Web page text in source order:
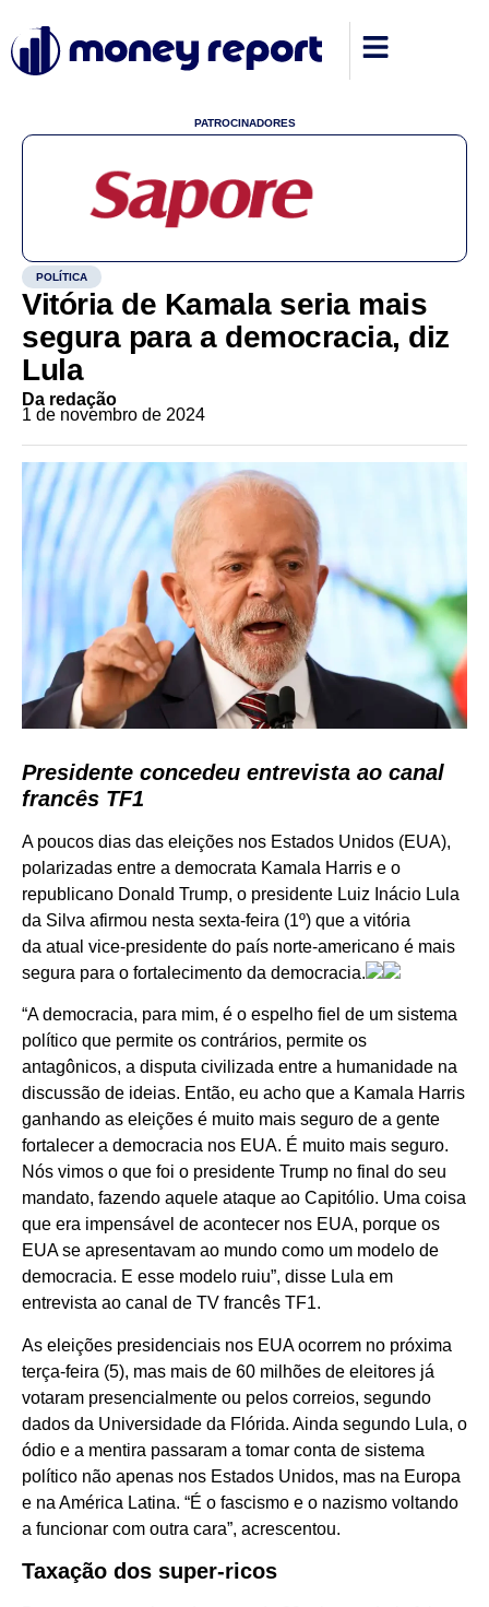
PATROCINADORES
POLÍTICA
Vitória de Kamala seria mais
segura para a democracia, diz
Lula
Da redação
1 de novembro de 2024
Presidente concedeu entrevista ao canal
francês TF1
A poucos dias das eleições nos Estados Unidos (EUA),
polarizadas entre a democrata Kamala Harris e o
republicano Donald Trump, o presidente Luiz Inácio Lula
da Silva afirmou nesta sexta-feira (1º) que a vitória
da atual vice-presidente do país norte-americano é mais
segura para o fortalecimento da democracia.
“A democracia, para mim, é o espelho fiel de um sistema
político que permite os contrários, permite os
antagônicos, a disputa civilizada entre a humanidade na
discussão de ideias. Então, eu acho que a Kamala Harris
ganhando as eleições é muito mais seguro de a gente
fortalecer a democracia nos EUA. É muito mais seguro.
Nós vimos o que foi o presidente Trump no final do seu
mandato, fazendo aquele ataque ao Capitólio. Uma coisa
que era impensável de acontecer nos EUA, porque os
EUA se apresentavam ao mundo como um modelo de
democracia. E esse modelo ruiu”, disse Lula em
entrevista ao canal de TV francês TF1.
As eleições presidenciais nos EUA ocorrem no próxima
terça-feira (5), mas mais de 60 milhões de eleitores já
votaram presencialmente ou pelos correios, segundo
dados da Universidade da Flórida. Ainda segundo Lula, o
ódio e a mentira passaram a tomar conta de sistema
político não apenas nos Estados Unidos, mas na Europa
e na América Latina. “É o fascismo e o nazismo voltando
a funcionar com outra cara”, acrescentou.
Taxação dos super-ricos